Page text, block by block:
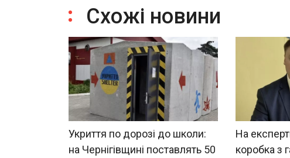
Схожі новини
Укриття по дорозі до школи:
на Чернігівщині поставлять 50
На
коробка з